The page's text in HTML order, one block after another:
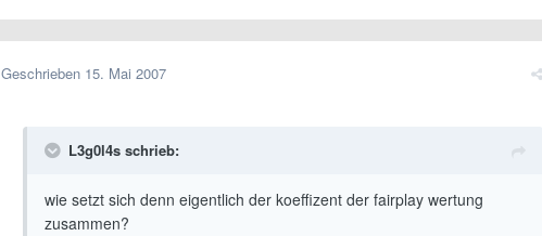
Geschrieben 15. Mai 2007
L3g0l4s schrieb:
wie setzt sich denn eigentlich der koeffizent der fairplay wertung
zusammen?